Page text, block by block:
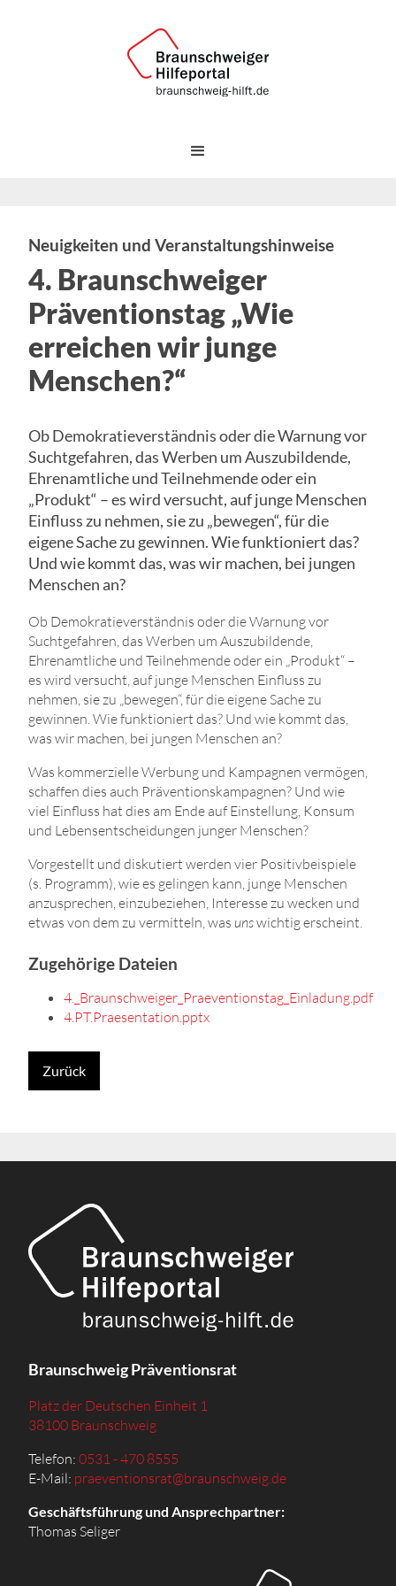
Neuigkeiten und Veranstaltungshinweise
4. Braunschweiger
Präventionstag „Wie
erreichen wir junge
Menschen?“
Ob Demokratieverständnis oder die Warnung vor
Suchtgefahren, das Werben um Auszubildende,
Ehrenamtliche und Teilnehmende oder ein
„Produkt“ – es wird versucht, auf junge Menschen
Einfluss zu nehmen, sie zu „bewegen“, für die
eigene Sache zu gewinnen. Wie funktioniert das?
Und wie kommt das, was wir machen, bei jungen
Menschen an?
Ob Demokratieverständnis oder die Warnung vor
Suchtgefahren, das Werben um Auszubildende,
Ehrenamtliche und Teilnehmende oder ein „Produkt“ –
es wird versucht, auf junge Menschen Einfluss zu
nehmen, sie zu „bewegen“, für die eigene Sache zu
gewinnen. Wie funktioniert das? Und wie kommt das,
was wir machen, bei jungen Menschen an?
Was kommerzielle Werbung und Kampagnen vermögen,
schaffen dies auch Präventionskampagnen? Und wie
viel Einfluss hat dies am Ende auf Einstellung, Konsum
und Lebensentscheidungen junger Menschen?
Vorgestellt und diskutiert werden vier Positivbeispiele
(s. Programm), wie es gelingen kann, junge Menschen
anzusprechen, einzubeziehen, Interesse zu wecken und
etwas von dem zu vermitteln, was unswichtig erscheint.
Zugehörige Dateien
4._Braunschweiger_Praeventionstag_Einladung.pdf
4.PT.Praesentation.pptx
Zurück
Braunschweig Präventionsrat
Platz der Deutschen Einheit 1
38100 Braunschweig
Telefon: 0531 - 470 8555
E-Mail: praeventionsrat@braunschweig.de
Geschäftsführung und Ansprechpartner:
Thomas Seliger